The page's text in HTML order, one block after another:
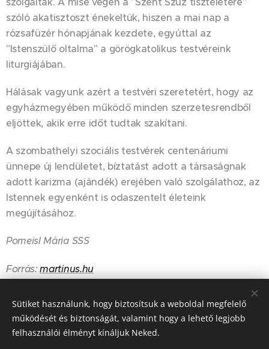
szóló akatisztoszt énekeltük, hiszen a mai nap a
rózsafüzér hónapjának kezdete, egyúttal az
"Istenszülő oltalma" a görögkatolikus testvéreink
liturgiájában.
Hálásak vagyunk azért a testvéri szeretetért, hogy az
egyházmegyében működő minden szerzetesrendből
eljöttek, akik erre időt tudtak szakítani.
A szombathelyi szociális testvérek centenáriumi
ünnepe új lendületet, bíztatást adott a társaságnak
adott karizma (ajándék) erejében való szolgálathoz, az
Istennek egyenként is odaszentelt életeink
megújításához.
Pomeisl Mária SSS
Forrás:martinus.hu
Share
Sütiket használunk, hogy biztosítsuk a weboldal megfelelő
működését és biztonságát, valamint hogy a lehető legjobb
felhasználói élményt kínáljuk Neked.